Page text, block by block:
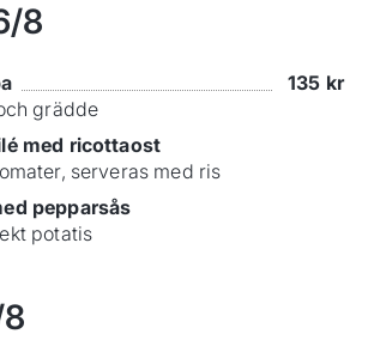
8
135 kr
grädde
med ricottaost
serveras med ris
pepparsås
potatis